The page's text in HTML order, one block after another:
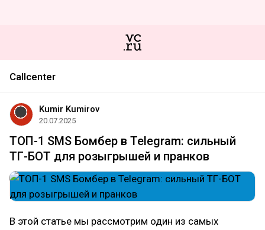
Callcenter
Kumir Kumirov
20.07.2025
ТОП-1 SMS Бомбер в Telegram: сильный
ТГ-БОТ для розыгрышей и пранков
В этой статье мы рассмотрим один из самых